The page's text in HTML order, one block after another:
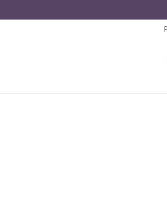
zwrot